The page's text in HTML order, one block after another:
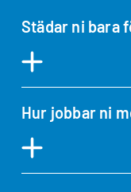
Städar ni bara
Hur jobbar ni